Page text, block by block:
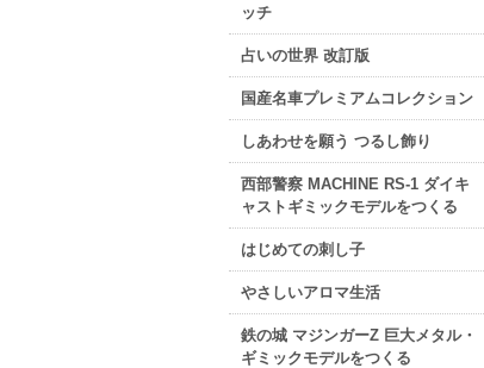
ッチ
占いの世界 改訂版
国産名車プレミアムコレクション
しあわせを願う つるし飾り
西部警察 MACHINE RS-1 ダイキ
ャストギミックモデルをつくる
はじめての刺し子
やさしいアロマ生活
鉄の城 マジンガーZ 巨大メタル・
ギミックモデルをつくる